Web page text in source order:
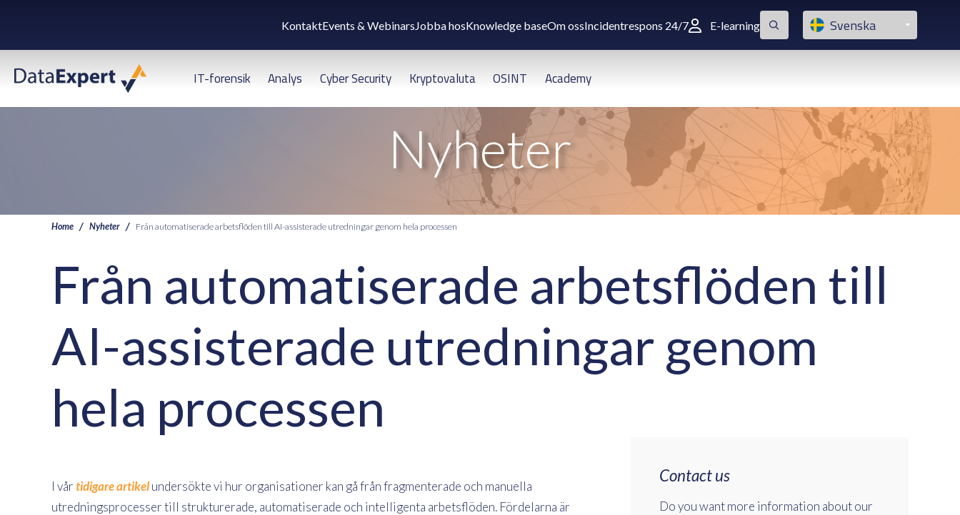
KontaktEvents & Webinars Jobba hosKnowledge baseOm ossIncidentrespons 24/7 E-learning Svenska
IT-forensik Analys Cyber Security Kryptovaluta OSINT Academy
Nyheter
Home Nyheter Från automatiserade arbetsflöden till AI-assisterade utredningar genom hela processen
Från automatiserade arbetsflöden till
AI-assisterade utredningar genom
hela processen
I vårtidigare artikelundersökte vi hur organisationer kan gå från fragmenterade och manuella
utredningsprocesser till strukturerade, automatiserade och intelligenta arbetsflöden. Fördelarna är
Contact us
Do you want more information about our